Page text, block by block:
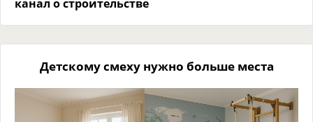
канал о строительстве
Детскому смеху нужно больше места